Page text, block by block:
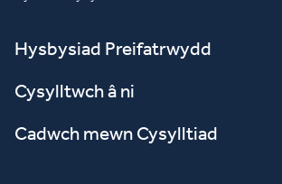
Hysbysiad Preifatrwydd
Cysylltwch â ni
Cadwch mewn Cysylltiad